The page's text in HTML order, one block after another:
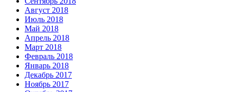
Август 2018
Июль 2018
Май 2018
Апрель 2018
Март 2018
Февраль 2018
Январь 2018
Декабрь 2017
Ноябрь 2017